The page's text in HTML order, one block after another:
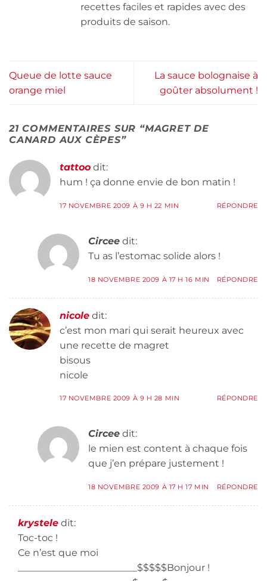
recettes faciles et rapides avec des
produits de saison.
Queue de lotte sauce
orange miel
La sauce bolognaise à
goûter absolument !
21 COMMENTAIRES SUR “MAGRET DE
CANARD AUX CÈPES”
tattoo dit:
hum ! ça donne envie de bon matin !
17 NOVEMBRE 2009 À 9 H 22 MIN RÉPONDRE
Circee dit:
Tu as l’estomac solide alors !
18 NOVEMBRE 2009 À 17 H 16 MIN RÉPONDRE
nicole dit:
c’est mon mari qui serait heureux avec
une recette de magret
bisous
nicole
17 NOVEMBRE 2009 À 9 H 28 MIN RÉPONDRE
Circee dit:
le mien est content à chaque fois
que j’en prépare justement !
18 NOVEMBRE 2009 À 17 H 17 MIN RÉPONDRE
krystele dit:
Toc-toc !
Ce n’est que moi
_________________________$$$$$Bonjour !